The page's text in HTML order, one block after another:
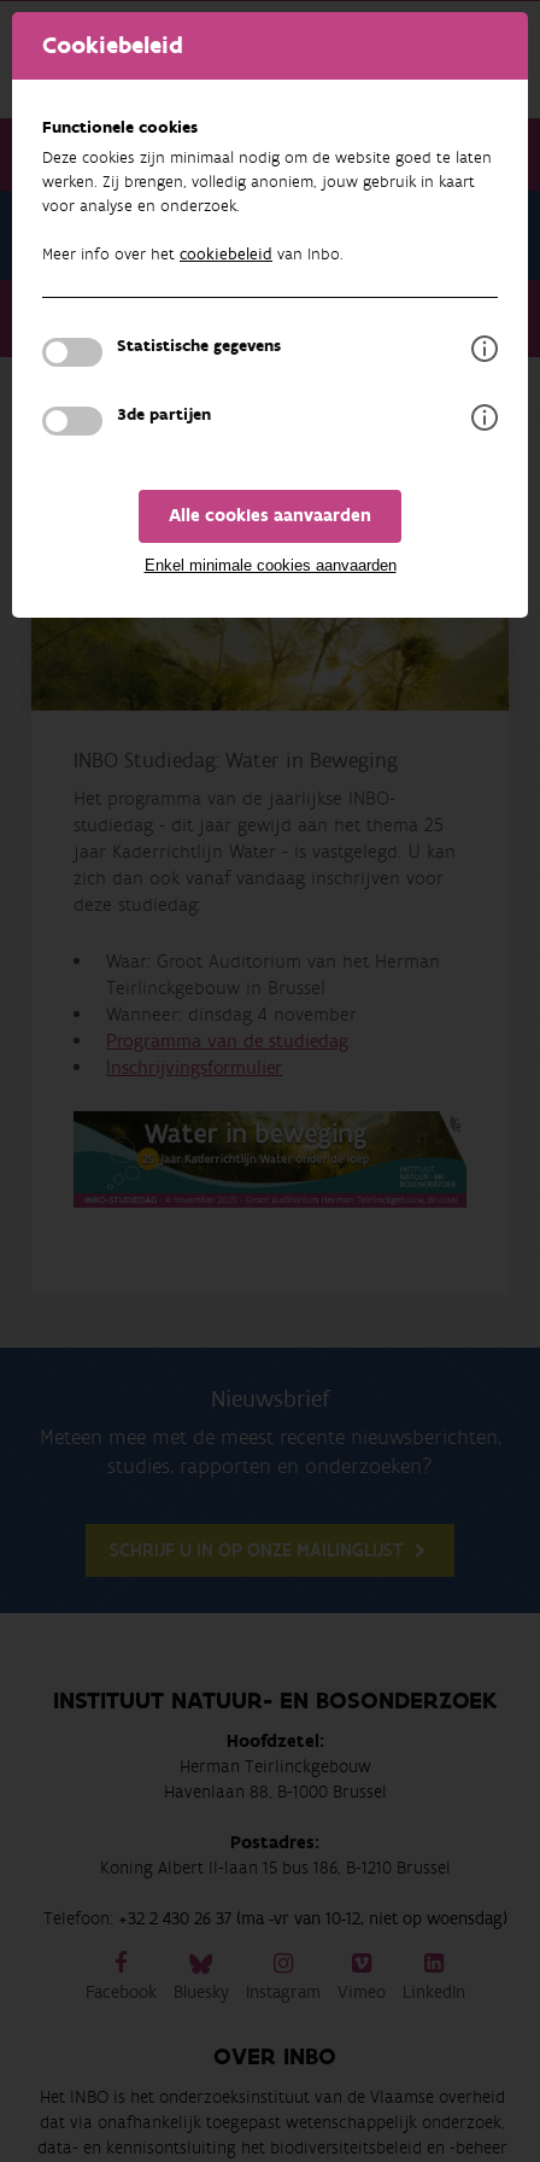
Cookiebeleid
Functionele cookies
Deze cookies zijn minimaal nodig om de website goed te laten
werken. Zij brengen, volledig anoniem, jouw gebruik in kaart
voor analyse en onderzoek.
Meer info over het cookiebeleid van Inbo.
Statistische gegevens
3de partijen
Alle cookies aanvaarden
Enkel minimale cookies aanvaarden
Nieuwsbrief September 2025
INBO Studiedag: Water in Beweging
NIEUWSBRIEF SEPTEMBER 2025
INBO Studiedag: Water in Beweging
Het programma van de jaarlijkse INBO-
studiedag - dit jaar gewijd aan het thema 25
jaar Kaderrichtlijn Water - is vastgelegd. U kan
zich dan ook vanaf vandaag inschrijven voor
deze studiedag:
Waar: Groot Auditorium van het Herman
Teirlinckgebouw in Brussel
Wanneer: dinsdag 4 november
Programma van de studiedag
Inschrijvingsformulier
Nieuwsbrief
Meteen mee met de meest recente nieuwsberichten,
studies, rapporten en onderzoeken?
SCHRIJF U IN OP ONZE MAILINGLIJST
INSTITUUT NATUUR- EN BOSONDERZOEK
Hoofdzetel:
Herman Teirlinckgebouw
Havenlaan 88, B-1000 Brussel
Postadres:
Koning Albert II-laan 15 bus 186, B-1210 Brussel
Telefoon: +32 2 430 26 37 (ma -vr van 10-12, niet op woensdag)
Facebook Bluesky Instagram Vimeo LinkedIn
OVER INBO
Het INBO is het onderzoeksinstituut van de Vlaamse overheid
dat via onafhankelijk toegepast wetenschappelijk onderzoek,
data- en kennisontsluiting het biodiversiteitsbeleid en -beheer